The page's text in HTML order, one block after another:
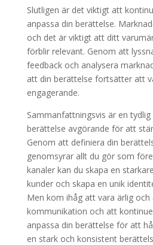
Slutligen är det viktigt att
anpassa din berättelse.
och det är viktigt att ditt
förblir relevant. Genom att
feedback och analysera
att din berättelse fortsätter att
engagerande.
Sammanfattningsvis är en
berättelse avgörande för att
Genom att definiera din
genomsyrar allt du gör som
kanaler kan du skapa en
kunder och skapa en unik
Men kom ihåg att vara ärlig och
kommunikation och att
anpassa din berättelse för att
en stark och konsistent